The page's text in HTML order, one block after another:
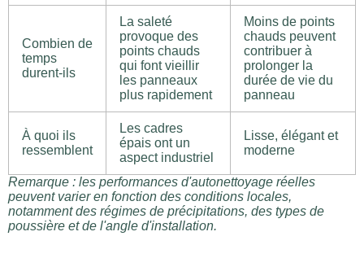
Combien de
temps
durent-ils
La saleté
provoque des
points chauds
qui font vieillir
les panneaux
plus rapidement
Moins de points
chauds peuvent
contribuer à
prolonger la
durée de vie du
panneau
À quoi ils
ressemblent
Les cadres
épais ont un
aspect industriel
Lisse, élégant et
moderne
Remarque : les performances d'autonettoyage réelles
peuvent varier en fonction des conditions locales,
notamment des régimes de précipitations, des types de
poussière et de l'angle d'installation.